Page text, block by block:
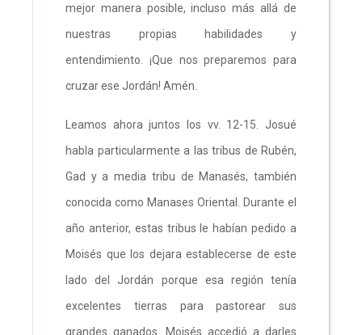
mejor manera posible, incluso más allá de
nuestras propias habilidades y
entendimiento. ¡Que nos preparemos para
cruzar ese Jordán! Amén.
Leamos ahora juntos los vv. 12-15. Josué
habla particularmente a las tribus de Rubén,
Gad y a media tribu de Manasés, también
conocida como Manases Oriental. Durante el
año anterior, estas tribus le habían pedido a
Moisés que los dejara establecerse de este
lado del Jordán porque esa región tenía
excelentes tierras para pastorear sus
grandes ganados. Moisés accedió a darles